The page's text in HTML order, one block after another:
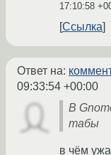
17:10:58
Ссылка
Ответ на:
09:33:54 +00:00
В
табы
в чём